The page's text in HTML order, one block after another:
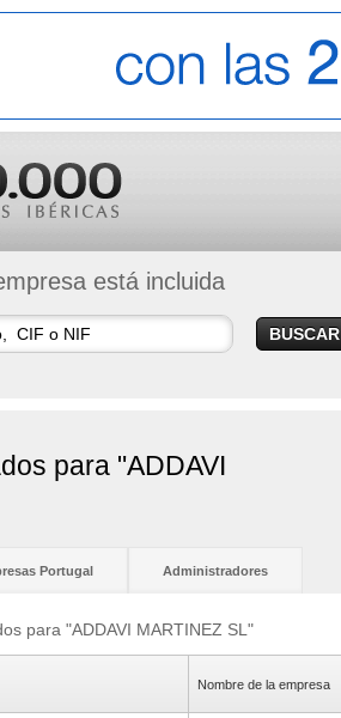
está incluida
BUSCAR
para "ADDAVI
Portugal Administradores
para "ADDAVI MARTINEZ SL"
Nombre de la empresa